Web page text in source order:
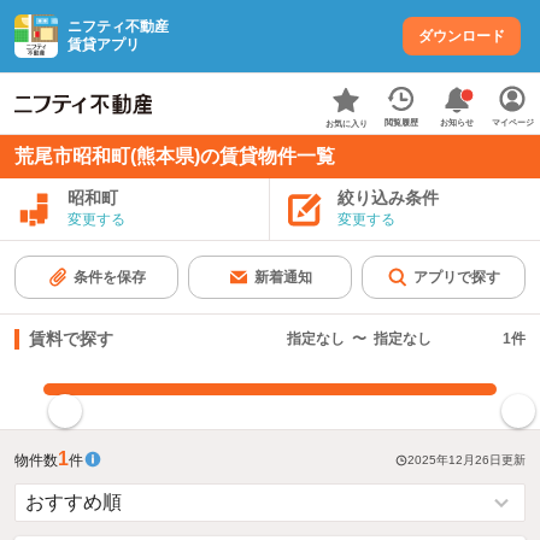
ニフティ不動産
賃貸アプリ
ダウンロード
お気に入り 閲覧履歴 お知らせ マイページ
荒尾市昭和町(熊本県)の賃貸物件一覧
昭和町
変更する
絞り込み条件
変更する
条件を保存 新着通知 アプリで探す
賃料で探す 指定なし 〜 指定なし 1件
物件数1件 2025年12月26日更新